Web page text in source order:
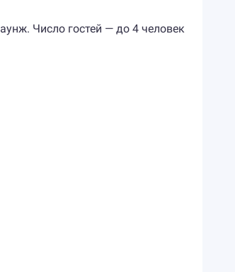
Число гостей — до 4 человек